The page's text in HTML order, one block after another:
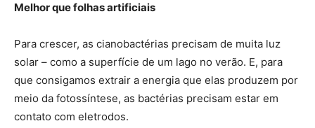
Melhor que folhas artificiais
Para crescer, as cianobactérias precisam de muita luz
solar – como a superfície de um lago no verão. E, para
que consigamos extrair a energia que elas produzem por
meio da fotossíntese, as bactérias precisam estar em
contato com eletrodos.